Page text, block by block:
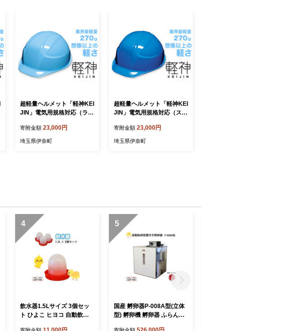
超軽量ヘルメット「軽神KEI
JIN」電気用規格対応（ライ
寄附金額 23,000円
埼玉県伊奈町
超軽量ヘルメット「軽神KEI
JIN」電気用規格対応（スカ
寄附金額 23,000円
埼玉県伊奈町
4
飲水器1.5Lサイズ 3個セッ
ト ひよこ ヒヨコ 自動飲水
5
国産 孵卵器P-008A型(立体
型) 孵卵機 孵卵器 ふらんき